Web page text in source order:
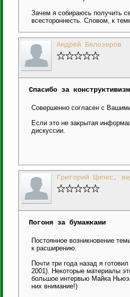
Зачем я собираюсь получить
всестороннесть. Словом, к
Андрей Белозеров
Спасибо за конструктивизм
Совершенно согласен с
Если это не закрытая
дискуссии.
Григорий Ципес,
Погоня за бумажками
Постоянное возникновение
к расширению.
Почти три года назад я
2001). Некоторые материалы
большое интервью Майка
них внимание!)